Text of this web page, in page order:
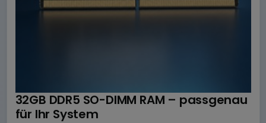
32GB DDR5 SO-DIMM RAM – passgenau
für Ihr System